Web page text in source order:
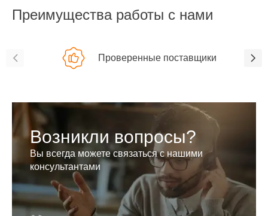
Преимущества работы с нами
Проверенные поставщики
Возникли вопросы?
Вы всегда можете связаться с нашими
консультантами